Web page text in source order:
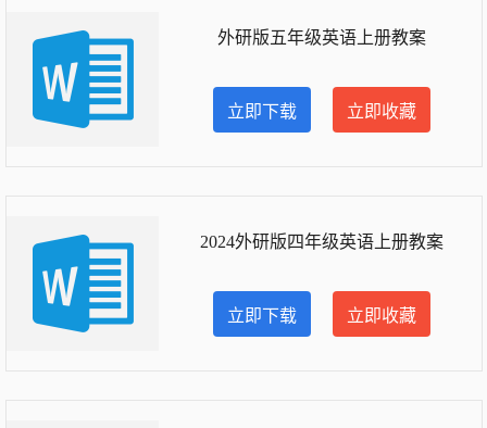
外研版五年级英语上册教案
立即下载 立即收藏
2024外研版四年级英语上册教案
立即下载 立即收藏